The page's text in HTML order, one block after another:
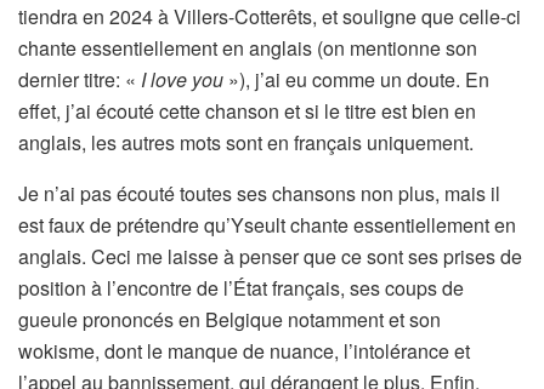
tiendra en 2024 à Villers-Cotterêts, et souligne que celle-ci
chante essentiellement en anglais (on mentionne son
dernier titre: « I love you »), j’ai eu comme un doute. En
effet, j’ai écouté cette chanson et si le titre est bien en
anglais, les autres mots sont en français uniquement.
Je n’ai pas écouté toutes ses chansons non plus, mais il
est faux de prétendre qu’Yseult chante essentiellement en
anglais. Ceci me laisse à penser que ce sont ses prises de
position à l’encontre de l’État français, ses coups de
gueule prononcés en Belgique notamment et son
wokisme, dont le manque de nuance, l’intolérance et
l’appel au bannissement, qui dérangent le plus. Enfin,